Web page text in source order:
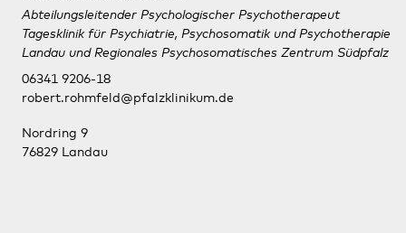
Abteilungsleitender Psychologischer Psychotherapeut
Tagesklinik für Psychiatrie, Psychosomatik und Psychotherapie
Landau und Regionales Psychosomatisches Zentrum Südpfalz
06341 9206-18
robert.rohmfeld@pfalzklinikum.de
Nordring 9
76829 Landau